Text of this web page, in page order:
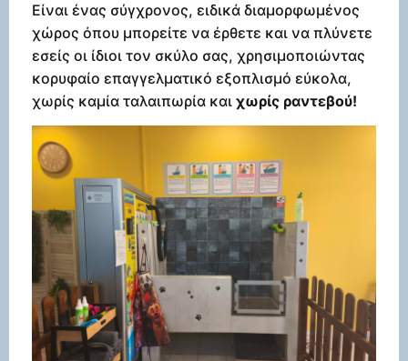
Είναι ένας σύγχρονος, ειδικά διαμορφωμένος
χώρος όπου μπορείτε να έρθετε και να πλύνετε
εσείς οι ίδιοι τον σκύλο σας, χρησιμοποιώντας
κορυφαίο επαγγελματικό εξοπλισμό εύκολα,
χωρίς καμία ταλαιπωρία και χωρίς ραντεβού!